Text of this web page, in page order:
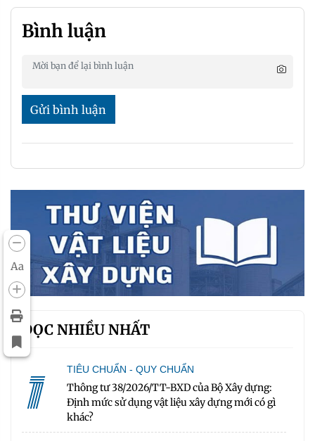
Aa
Bình luận
Gửi bình luận
ĐỌC NHIỀU NHẤT
1 TIÊU CHUẨN - QUY CHUẨN
Thông tư 38/2026/TT-BXD của Bộ Xây dựng:
Định mức sử dụng vật liệu xây dựng mới có gì
khác?